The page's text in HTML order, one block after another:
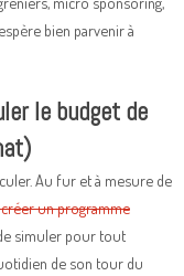
bien parvenir à
le budget de
Au fur et à mesure de
un programme
simuler pour tout
de son tour du